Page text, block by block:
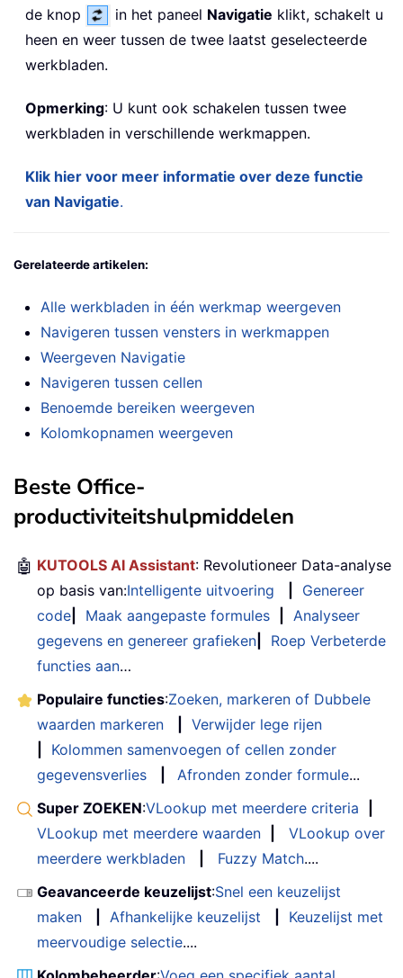
de knop
in het paneel Navigatie klikt, schakelt u
heen en weer tussen de twee laatst geselecteerde
werkbladen.
Opmerking: U kunt ook schakelen tussen twee
werkbladen in verschillende werkmappen.
Klik hier voor meer informatie over deze functie
van Navigatie.
Gerelateerde artikelen:
Alle werkbladen in één werkmap weergeven
Navigeren tussen vensters in werkmappen
Weergeven Navigatie
Navigeren tussen cellen
Benoemde bereiken weergeven
Kolomkopnamen weergeven
Beste Office-
productiviteitshulpmiddelen
🤖 KUTOOLS AI Assistant: Revolutioneer Data-analyse
op basis van:Intelligente uitvoering
Genereer
code
Maak aangepaste formules
Analyseer
gegevens en genereer grafieken
Roep Verbeterde
functies aan…
Populaire functies:Zoeken, markeren of Dubbele
waarden markeren
Verwijder lege rijen
Kolommen samenvoegen of cellen zonder
gegevensverlies
Afronden zonder formule...
Super ZOEKEN:VLookup met meerdere criteria
VLookup met meerdere waarden
VLookup over
meerdere werkbladen
Fuzzy Match....
Geavanceerde keuzelijst:Snel een keuzelijst
maken
Afhankelijke keuzelijst
Keuzelijst met
meervoudige selectie....